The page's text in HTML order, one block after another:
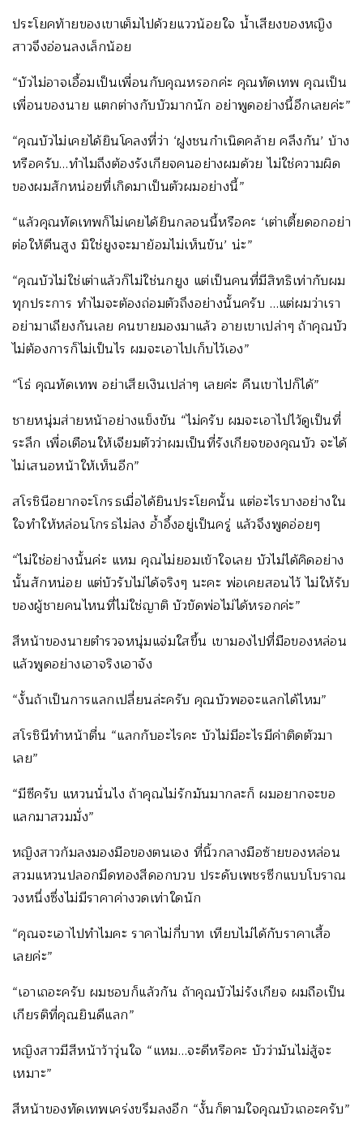
ประโยคท้ายของเขาเต็มไปด้วยแววน้อยใจ น้ำเสียงของหญิง
สาวจึงอ่อนลงเล็กน้อย
“บัวไม่อาจเอื้อมเป็นเพื่อนกับคุณหรอกค่ะ คุณทัดเทพ คุณเป็น
เพื่อนของนาย แตกต่างกับบัวมากนัก อย่าพูดอย่างนี้อีกเลยค่ะ”
“คุณบัวไม่เคยได้ยินโคลงที่ว่า ‘ฝูงชนกำเนิดคล้าย คลึงกัน’ บ้าง
หรือครับ…ทำไมถึงต้องรังเกียจคนอย่างผมด้วย ไม่ใช่ความผิด
ของผมสักหน่อยที่เกิดมาเป็นตัวผมอย่างนี้”
“แล้วคุณทัดเทพก็ไม่เคยได้ยินกลอนนี้หรือคะ ‘เต่าเตี้ยดอกอย่า
ต่อให้ตีนสูง มิใช่ยูงจะมาย้อมไม่เห็นขัน’ น่ะ”
“คุณบัวไม่ใช่เต่าแล้วก็ไม่ใช่นกยูง แต่เป็นคนที่มีสิทธิเท่ากับผม
ทุกประการ ทำไมจะต้องถ่อมตัวถึงอย่างนั้นครับ …แต่ผมว่าเรา
อย่ามาเถียงกันเลย คนขายมองมาแล้ว อายเขาเปล่าๆ ถ้าคุณบัว
ไม่ต้องการก็ไม่เป็นไร ผมจะเอาไปเก็บไว้เอง”
“โธ่ คุณทัดเทพ อย่าเสียเงินเปล่าๆ เลยค่ะ คืนเขาไปก็ได้”
ชายหนุ่มส่ายหน้าอย่างแข็งขัน “ไม่ครับ ผมจะเอาไปไว้ดูเป็นที่
ระลึก เพื่อเตือนให้เจียมตัวว่าผมเป็นที่รังเกียจของคุณบัว จะได้
ไม่เสนอหน้าให้เห็นอีก”
สโรชินีอยากจะโกรธเมื่อได้ยินประโยคนั้น แต่อะไรบางอย่างใน
ใจทำให้หล่อนโกรธไม่ลง อ้ำอึ้งอยู่เป็นครู่ แล้วจึงพูดอ่อยๆ
“ไม่ใช่อย่างนั้นค่ะ แหม คุณไม่ยอมเข้าใจเลย บัวไม่ได้คิดอย่าง
นั้นสักหน่อย แต่บัวรับไม่ได้จริงๆ นะคะ พ่อเคยสอนไว้ ไม่ให้รับ
ของผู้ชายคนไหนที่ไม่ใช่ญาติ บัวขัดพ่อไม่ได้หรอกค่ะ”
สีหน้าของนายตำรวจหนุ่มแจ่มใสขึ้น เขามองไปที่มือของหล่อน
แล้วพูดอย่างเอาจริงเอาจัง
“งั้นถ้าเป็นการแลกเปลี่ยนล่ะครับ คุณบัวพอจะแลกได้ไหม”
สโรชินีทำหน้าตื่น “แลกกับอะไรคะ บัวไม่มีอะไรมีค่าติดตัวมา
เลย”
“มีซีครับ แหวนนั่นไง ถ้าคุณไม่รักมันมากละก็ ผมอยากจะขอ
แลกมาสวมมั่ง”
หญิงสาวก้มลงมองมือของตนเอง ที่นิ้วกลางมือซ้ายของหล่อน
สวมแหวนปลอกมีดทองสีดอกบวบ ประดับเพชรซีกแบบโบราณ
วงหนึ่งซึ่งไม่มีราคาค่างวดเท่าใดนัก
“คุณจะเอาไปทำไมคะ ราคาไม่กี่บาท เทียบไม่ได้กับราคาเสื้อ
เลยค่ะ”
“เอาเถอะครับ ผมชอบก็แล้วกัน ถ้าคุณบัวไม่รังเกียจ ผมถือเป็น
เกียรติที่คุณยินดีแลก”
หญิงสาวมีสีหน้าว้าวุ่นใจ “แหม…จะดีหรือคะ บัวว่ามันไม่สู้จะ
เหมาะ”
สีหน้าของทัดเทพเคร่งขรึมลงอีก “งั้นก็ตามใจคุณบัวเถอะครับ”